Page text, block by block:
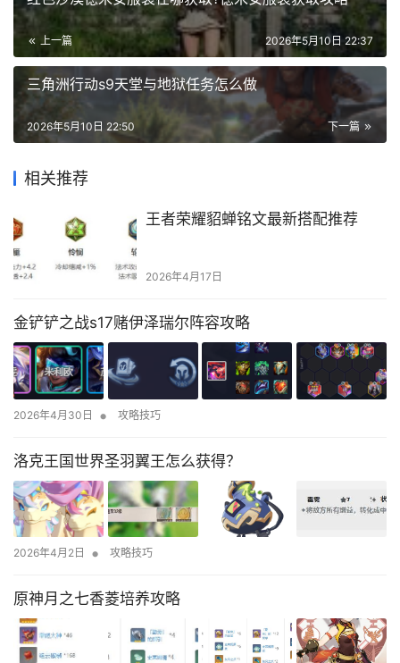
上一篇 2026年5月10日 22:37
三角洲行动s9天堂与地狱任务怎么做
下一篇
2026年5月10日 22:50
相关推荐
王者荣耀貂蝉铭文最新搭配推荐
2026年4月17日
金铲铲之战s17赌伊泽瑞尔阵容攻略
2026年4月30日 • 攻略技巧
洛克王国世界圣羽翼王怎么获得？
2026年4月2日 • 攻略技巧
原神月之七香菱培养攻略